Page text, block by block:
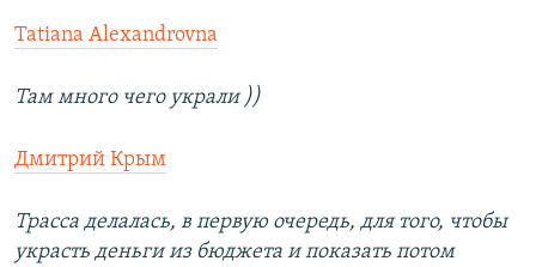
Tatiana Alexandrovna
Там много чего украли ))
Дмитрий Крым
Трасса делалась, в первую очередь, для того, чтобы
украсть деньги из бюджета и показать потом